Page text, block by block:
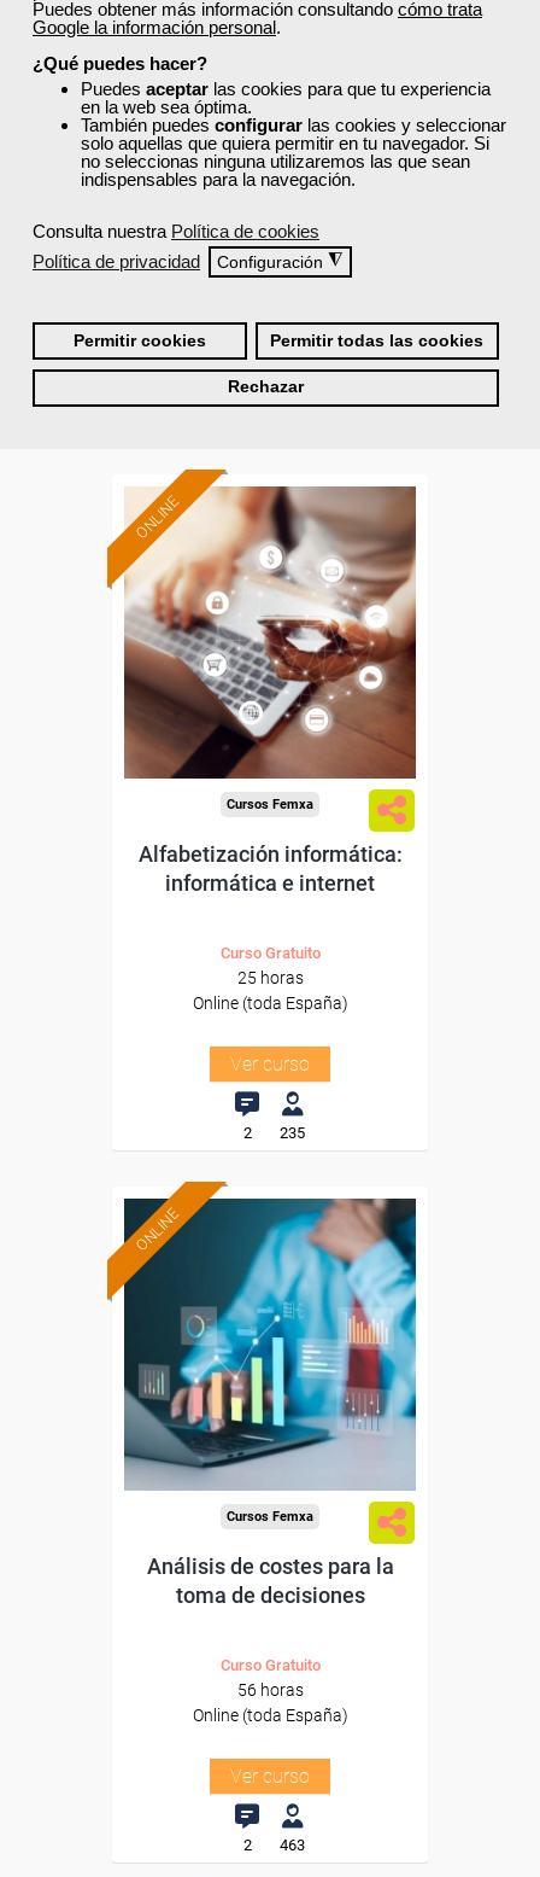
Puedes obtener más información consultando cómo trata
Google la información personal.
¿Qué puedes hacer?
Puedes aceptar las cookies para que tu experiencia
en la web sea óptima.
También puedes configurar las cookies y seleccionar
solo aquellas que quiera permitir en tu navegador. Si
no seleccionas ninguna utilizaremos las que sean
indispensables para la navegación.
Consulta nuestra Política de cookies
Política de privacidad
Configuración ◮
Permitir cookies Permitir todas las cookies
Rechazar
-Agricultura y Ganadería.
Cursos Femxa
Agricultura ecológica en la
explotación agrícola
Curso Gratuito
25 horas
Ver curso
ONLINE
Formación 100%
subvencionada.
Para desempleados,
trabajadores y autónomos.
Sector
-Otros Servicios.
Cursos Femxa
Alfabetización informática:
informática e internet
Curso Gratuito
25 horas
Online (toda España)
Ver curso
2 235
ONLINE
Formación 100%
subvencionada.
Para desempleados,
trabajadores y autónomos.
Sector
-Administración.
Cursos Femxa
Análisis de costes para la
toma de decisiones
Curso Gratuito
56 horas
Online (toda España)
Ver curso
2 463